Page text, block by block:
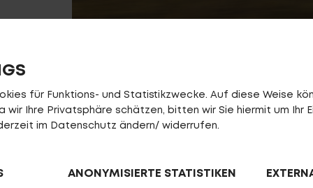
für Funktions- und Statistikzwecke. Auf diese Weise
wir Ihre Privatsphäre schätzen, bitten wir Sie hiermit um Ihr
im Datenschutz ändern/ widerrufen.
ANONYMISIERTE STATISTIKEN